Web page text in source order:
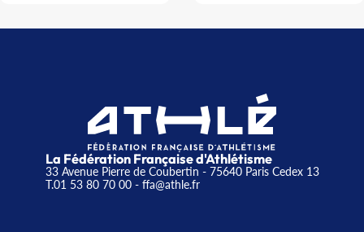
La Fédération Française d'Athlétisme
33 Avenue Pierre de Coubertin - 75640 Paris Cedex 13
T.01 53 80 70 00- ffa@athle.fr